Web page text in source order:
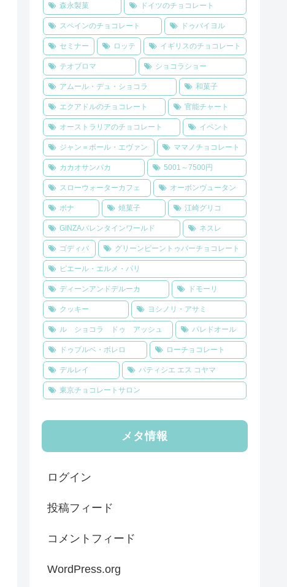
森永製菓 ドイツのチョコレート
スペインのチョコレート ドゥバイヨル
セミナー ロッテ イギリスのチョコレート
テオブロマ ショコラショー
アムール・デュ・ショコラ 和菓子
エクアドルのチョコレート 官能チャート
オーストラリアのチョコレート イベント
ジャン＝ポール・エヴァン ママノチョコレート
カカオサンパカ 5001～7500円
スローウォーターカフェ オーボンヴュータン
ボナ 焼菓子 江崎グリコ
GINZAバレンタインワールド ネスレ
ゴディバ グリーンビーントゥバーチョコレート
ピエール・エルメ・パリ
ディーンアンドデルーカ ドモーリ
クッキー ヨシノリ・アサミ
ル ショコラ ドゥ アッシュ パレドオール
ドゥブルベ・ボレロ ローチョコレート
デルレイ パティシエ エス コヤマ
東京チョコレートサロン
メタ情報
ログイン
投稿フィード
コメントフィード
WordPress.org